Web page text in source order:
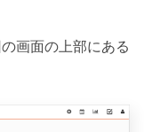
画面の上部にある